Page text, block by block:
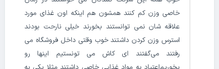
خاصی وزن کم کنند همشون هم اینکه اون غذای مورد
علاقه شان نمی توانستند بخورند خیلی نارحت بودند
استرس وزن کردن داشتند خوب وقتی داخل فروشگاه می
رفتند می‌گفتند ای کاش می تونستیم اینها رو